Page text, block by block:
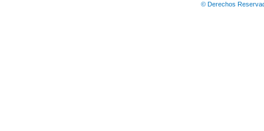
© Derechos